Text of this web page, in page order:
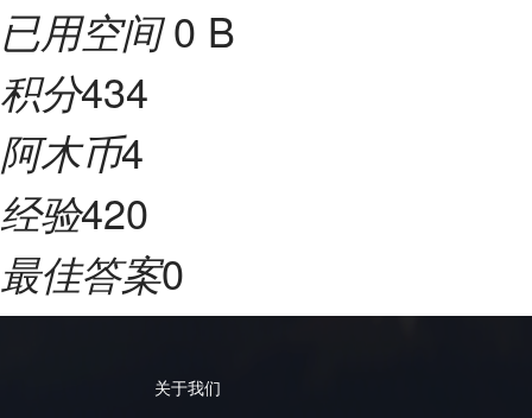
已用空间0 B
积分434
阿木币4
经验420
最佳答案0
关于我们